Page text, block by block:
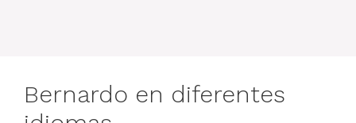
Bernardo en diferentes